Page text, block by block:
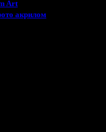
Art
акрилом
выбрала фото,
ещё. Рекомендую